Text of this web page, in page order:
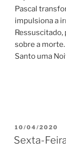
Pascal
impulsiona a
Ressuscitado,
sobre a
Santo uma
PUBLICADO
EM
10/04/2020
Sexta-